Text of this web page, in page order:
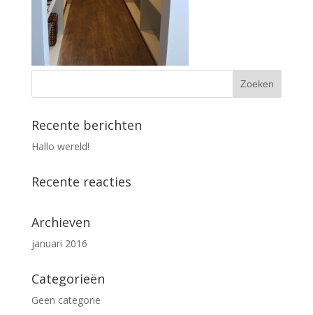
Recente berichten
Hallo wereld!
Recente reacties
Archieven
januari 2016
Categorieën
Geen categorie